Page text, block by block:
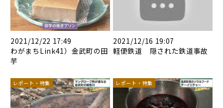
2021/12/22 17:49
わがまちLink41）金武町の田
芋
2021/12/16 19:07
軽便鉄道 隠された鉄道事故
レポート・特集 レポート・特集